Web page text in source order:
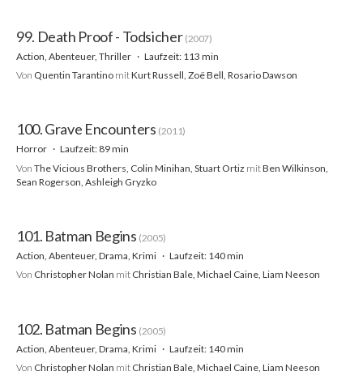
99. Death Proof - Todsicher (2007)
Action, Abenteuer, Thriller
Laufzeit: 113 min
Von Quentin Tarantino mitKurt Russell, Zoë Bell, Rosario Dawson
100. Grave Encounters (2011)
Horror
Laufzeit: 89 min
Von The Vicious Brothers, Colin Minihan, Stuart Ortiz mitBen Wilkinson,
Sean Rogerson, Ashleigh Gryzko
101. Batman Begins (2005)
Action, Abenteuer, Drama, Krimi
Laufzeit: 140 min
Von Christopher Nolan mit Christian Bale, Michael Caine, Liam Neeson
102. Batman Begins (2005)
Action, Abenteuer, Drama, Krimi
Laufzeit: 140 min
Von Christopher Nolan mit Christian Bale, Michael Caine, Liam Neeson